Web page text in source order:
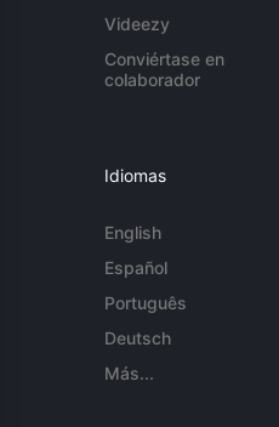
Videezy
Conviértase en
colaborador
Idiomas
English
Español
Português
Deutsch
Más...